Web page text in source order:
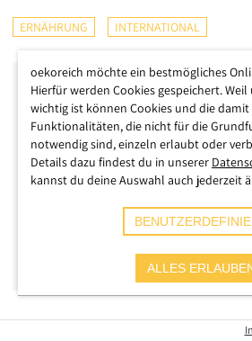
ERNÄHRUNG INTERNATIONAL
Die Versorgungslage in Russland
oekoreich möchte ein bestmögliches
Hierfür werden Cookies gespeichert. Weil
wichtig ist können Cookies und die
Funktionalitäten, die nicht für die
notwendig sind, einzeln erlaubt oder
Details dazu findest du in unserer
kannst du deine Auswahl auch jederzeit
ALLES